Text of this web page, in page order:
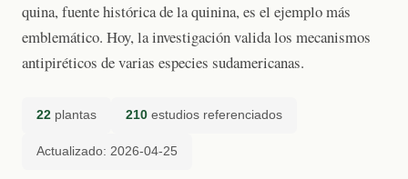
quina, fuente histórica de la quinina, es el ejemplo más
emblemático. Hoy, la investigación valida los mecanismos
antipiréticos de varias especies sudamericanas.
22 plantas 210 estudios referenciados
Actualizado: 2026-04-25